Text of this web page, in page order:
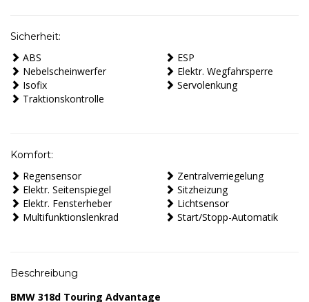
Sicherheit:
ABS
ESP
Nebelscheinwerfer
Elektr. Wegfahrsperre
Isofix
Servolenkung
Traktionskontrolle
Komfort:
Regensensor
Zentralverriegelung
Elektr. Seitenspiegel
Sitzheizung
Elektr. Fensterheber
Lichtsensor
Multifunktionslenkrad
Start/Stopp-Automatik
Beschreibung
BMW 318d Touring Advantage